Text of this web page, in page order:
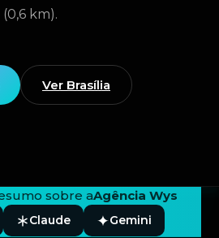
km).
Ver Brasília
sobre aAgência Wys
Claude Gemini